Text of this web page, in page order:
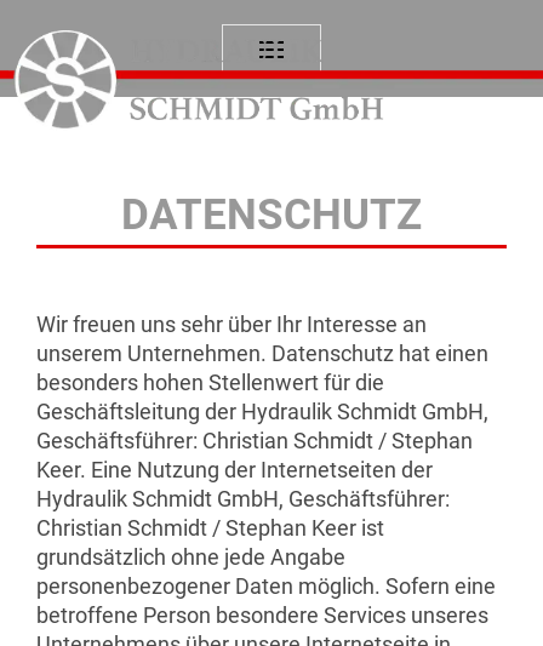
DATENSCHUTZ
Wir freuen uns sehr über Ihr Interesse an
unserem Unternehmen. Datenschutz hat einen
besonders hohen Stellenwert für die
Geschäftsleitung der Hydraulik Schmidt GmbH,
Geschäftsführer: Christian Schmidt / Stephan
Keer. Eine Nutzung der Internetseiten der
Hydraulik Schmidt GmbH, Geschäftsführer:
Christian Schmidt / Stephan Keer ist
grundsätzlich ohne jede Angabe
personenbezogener Daten möglich. Sofern eine
betroffene Person besondere Services unseres